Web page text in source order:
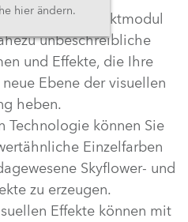
hier ändern.
Effektmodul
unbeschreibliche
und Effekte, die Ihre
Ebene der visuellen
heben.
Technologie können Sie
Einzelfarben
Skyflower- und
zu erzeugen.
Effekte können mit